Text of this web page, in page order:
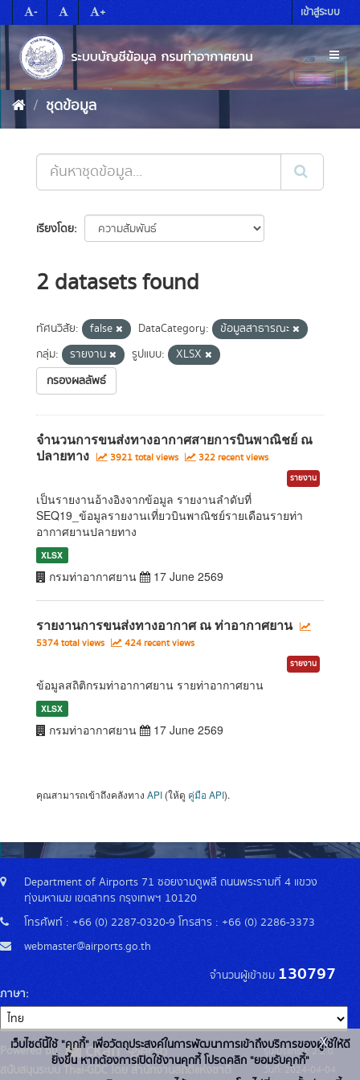
to
content
- + เข้าสู่ระบบ
ชุดข้อมูล
เรียงโดย
2 datasets found
ทัศนวิสัย: false DataCategory:
ข้อมูลสาธารณะ
กลุ่ม:
รายงาน รูปแบบ:
XLSX
กรองผลลัพธ์
จำนวนการขนส่งทางอากาศสายการบินพาณิชย์ ณ
ปลายทาง
3921 total views 322 recent views
รายงาน
เป็นรายงานอ้างอิงจากข้อมูล รายงานลำดับที่
SEQ19_ข้อมูลรายงานเที่ยวบินพาณิชย์รายเดือนรายท่า
อากาศยานปลายทาง
XLSX
กรมท่าอากาศยาน 17 June 2569
รายงานการขนส่งทางอากาศ ณ ท่าอากาศยาน
5374 total views 424 recent views
รายงาน
ข้อมูลสถิติกรมท่าอากาศยาน รายท่าอากาศยาน
XLSX
กรมท่าอากาศยาน 17 June 2569
คุณสามารถเข้าถึงคลังทาง API (ให้ดู คู่มือ API).
Department of Airports 71 ซอยงามดูพลี ถนนพระรามที่ 4 แขวง
ทุ่งมหาเมฆ เขตสาทร กรุงเทพฯ 10120
โทรศัพท์ : +66 (0) 2287-0320-9 โทรสาร : +66 (0) 2286-3373
webmaster@airports.go.th
จำนวนผู้เข้าชม 130797
ภาษา
Powered by:
สนับสนุนระบบ Thai-GDC โดย สำนักงานสถิติแห่งชาติ
รุ่นโปรแกรม: 2.2.0
วันที่: 2024-04-04
เว็บไซต์นี้ใช้ "คุกกี้" เพื่อวัตถุประสงค์ในการพัฒนาการเข้าถึงบริการของผู้ใช้ให้ดี
ยิ่งขึ้น หากต้องการเปิดใช้งานคุกกี้ โปรดคลิก "ยอมรับคุกกี้"
x